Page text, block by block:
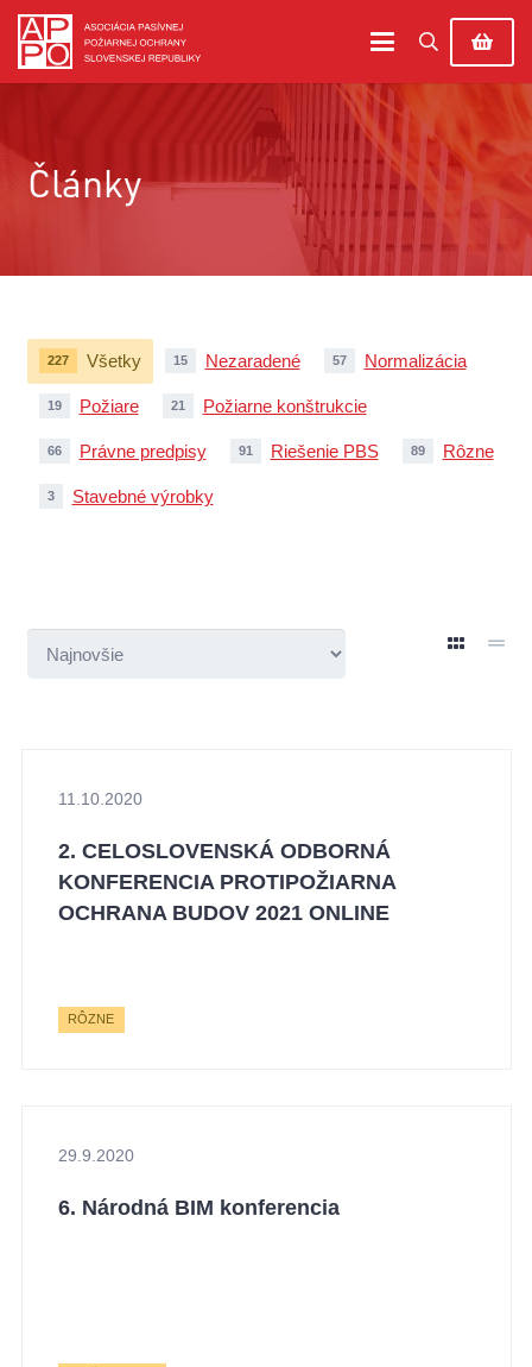
Články
227 Všetky 15 Nezaradené 57 Normalizácia
19 Požiare 21 Požiarne konštrukcie
66 Právne predpisy 91 Riešenie PBS 89 Rôzne
3 Stavebné výrobky
11.10.2020
2. CELOSLOVENSKÁ ODBORNÁ
KONFERENCIA PROTIPOŽIARNA
OCHRANA BUDOV 2021 ONLINE
RÔZNE
29.9.2020
6. Národná BIM konferencia